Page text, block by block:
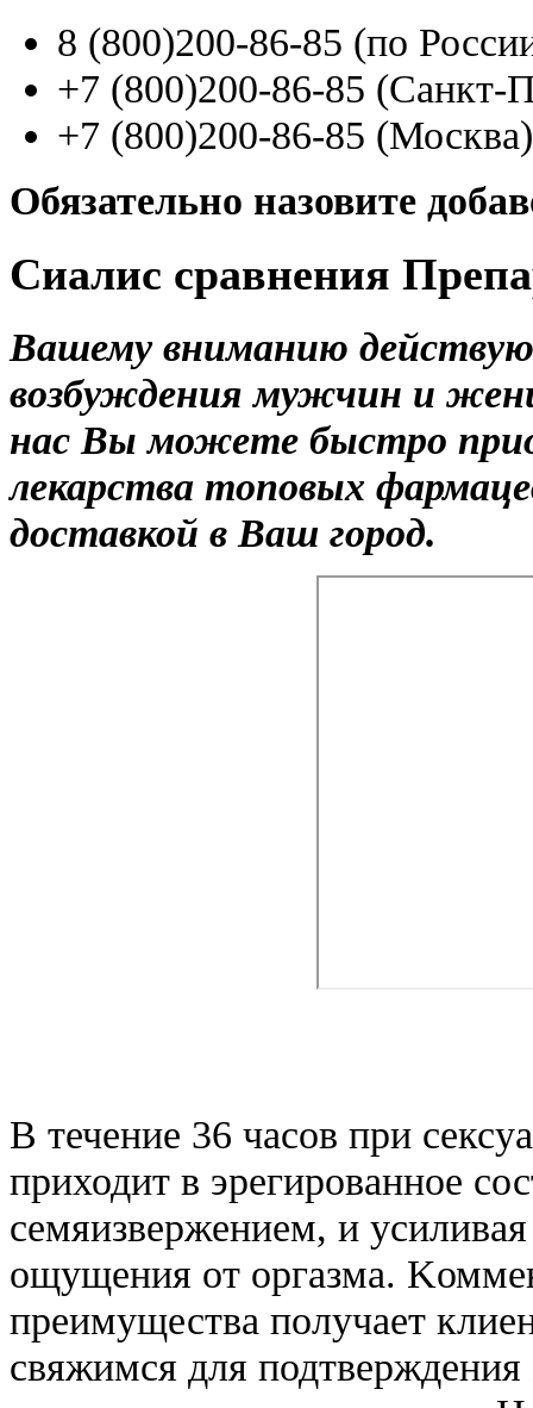
8 (800)200-86-85 (по
+7 (800)200-86-85 (Санкт-
+7 (800)200-86-85 (Москва)
Обязательно назовите
Сиалис сравнения
Вашему вниманию
возбуждения мужчин и
нас Вы можете быстро
лекарства топовых
доставкой в Ваш город.
В течение 36 часов при
приходит в эрегированное
семяизвержением, и
ощущения от оргазма.
преимущества получает
свяжимся для подтверждения